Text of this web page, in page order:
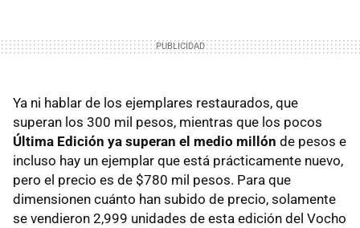
Ya ni hablar de los ejemplares restaurados, que
superan los 300 mil pesos, mientras que los pocos
Última Edición ya superan el medio millón de pesos e
incluso hay un ejemplar que está prácticamente nuevo,
pero el precio es de $780 mil pesos. Para que
dimensionen cuánto han subido de precio, solamente
se vendieron 2,999 unidades de esta edición del Vocho